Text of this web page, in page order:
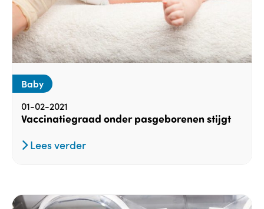
Baby
01-02-2021
Vaccinatiegraad onder pasgeborenen stijgt
Lees verder